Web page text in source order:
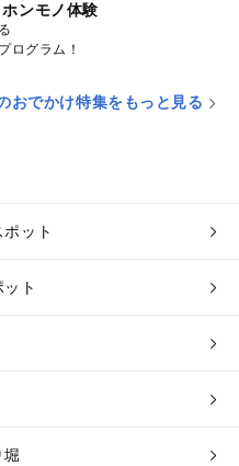
ンモノ体験
ログラム！
おでかけ特集をもっと見る
ット
ト
堀